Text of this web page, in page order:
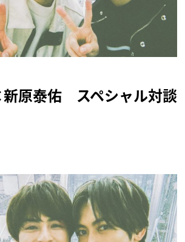
原泰佑 スペシャル対談